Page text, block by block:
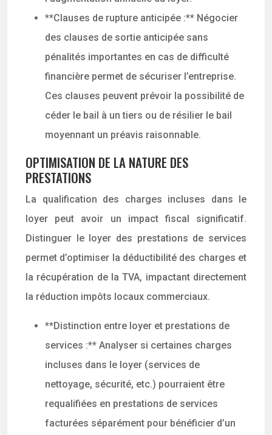
**Clauses de rupture anticipée :** Négocier
des clauses de sortie anticipée sans
pénalités importantes en cas de difficulté
financière permet de sécuriser l’entreprise.
Ces clauses peuvent prévoir la possibilité de
céder le bail à un tiers ou de résilier le bail
moyennant un préavis raisonnable.
OPTIMISATION DE LA NATURE DES
PRESTATIONS
La qualification des charges incluses dans le
loyer peut avoir un impact fiscal significatif.
Distinguer le loyer des prestations de services
permet d’optimiser la déductibilité des charges et
la récupération de la TVA, impactant directement
la réduction impôts locaux commerciaux.
**Distinction entre loyer et prestations de
services :** Analyser si certaines charges
incluses dans le loyer (services de
nettoyage, sécurité, etc.) pourraient être
requalifiées en prestations de services
facturées séparément pour bénéficier d’un